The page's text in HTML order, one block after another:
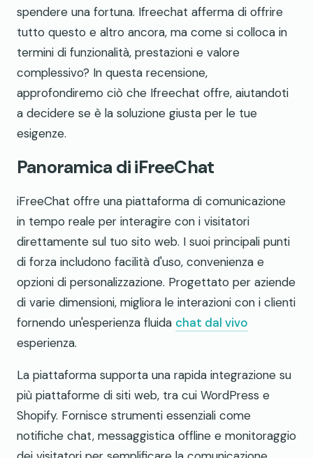
spendere una fortuna. Ifreechat afferma di offrire
tutto questo e altro ancora, ma come si colloca in
termini di funzionalità, prestazioni e valore
complessivo? In questa recensione,
approfondiremo ciò che Ifreechat offre, aiutandoti
a decidere se è la soluzione giusta per le tue
esigenze.
Panoramica di iFreeChat
iFreeChat offre una piattaforma di comunicazione
in tempo reale per interagire con i visitatori
direttamente sul tuo sito web. I suoi principali punti
di forza includono facilità d'uso, convenienza e
opzioni di personalizzazione. Progettato per aziende
di varie dimensioni, migliora le interazioni con i clienti
fornendo un'esperienza fluida chat dal vivo
esperienza.
La piattaforma supporta una rapida integrazione su
più piattaforme di siti web, tra cui WordPress e
Shopify. Fornisce strumenti essenziali come
notifiche chat, messaggistica offline e monitoraggio